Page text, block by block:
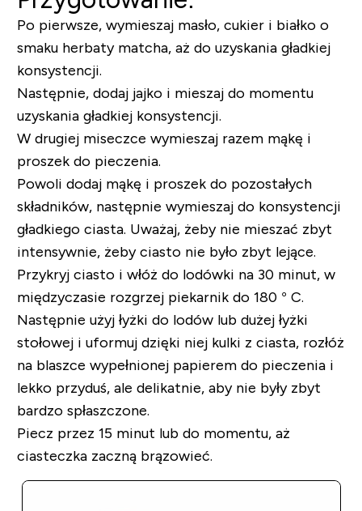
Po pierwsze, wymieszaj masło, cukier i białko o
smaku herbaty matcha, aż do uzyskania gładkiej
konsystencji.
Następnie, dodaj jajko i mieszaj do momentu
uzyskania gładkiej konsystencji.
W drugiej miseczce wymieszaj razem mąkę i
proszek do pieczenia.
Powoli dodaj mąkę i proszek do pozostałych
składników, następnie wymieszaj do konsystencji
gładkiego ciasta. Uważaj, żeby nie mieszać zbyt
intensywnie, żeby ciasto nie było zbyt lejące.
Przykryj ciasto i włóż do lodówki na 30 minut, w
międzyczasie rozgrzej piekarnik do 180 ° C.
Następnie użyj łyżki do lodów lub dużej łyżki
stołowej i uformuj dzięki niej kulki z ciasta, rozłóż
na blaszce wypełnionej papierem do pieczenia i
lekko przyduś, ale delikatnie, aby nie były zbyt
bardzo spłaszczone.
Piecz przez 15 minut lub do momentu, aż
ciasteczka zaczną brązowieć.